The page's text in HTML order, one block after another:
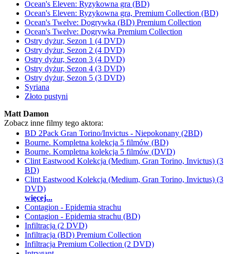
Ocean's Eleven: Ryzykowna gra (BD)
Ocean's Eleven: Ryzykowna gra, Premium Collection (BD)
Ocean's Twelve: Dogrywka (BD) Premium Collection
Ocean's Twelve: Dogrywka Premium Collection
Ostry dyżur, Sezon 1 (4 DVD)
Ostry dyżur, Sezon 2 (4 DVD)
Ostry dyżur, Sezon 3 (4 DVD)
Ostry dyżur, Sezon 4 (3 DVD)
Ostry dyżur, Sezon 5 (3 DVD)
Syriana
Złoto pustyni
Matt Damon
Zobacz inne filmy tego aktora:
BD 2Pack Gran Torino/Invictus - Niepokonany (2BD)
Bourne. Kompletna kolekcja 5 filmów (BD)
Bourne. Kompletna kolekcja 5 filmów (DVD)
Clint Eastwood Kolekcja (Medium, Gran Torino, Invictus) (3
BD)
Clint Eastwood Kolekcja (Medium, Gran Torino, Invictus) (3
DVD)
więcej...
Contagion - Epidemia strachu
Contagion - Epidemia strachu (BD)
Infiltracja (2 DVD)
Infiltracja (BD) Premium Collection
Infiltracja Premium Collection (2 DVD)